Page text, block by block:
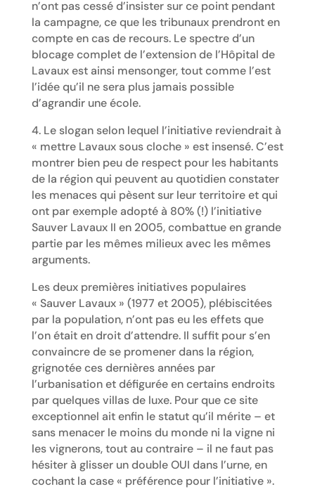
n’ont pas cessé d’insister sur ce point pendant
la campagne, ce que les tribunaux prendront en
compte en cas de recours. Le spectre d’un
blocage complet de l’extension de l’Hôpital de
Lavaux est ainsi mensonger, tout comme l’est
l’idée qu’il ne sera plus jamais possible
d’agrandir une école.
4. Le slogan selon lequel l’initiative reviendrait à
« mettre Lavaux sous cloche » est insensé. C’est
montrer bien peu de respect pour les habitants
de la région qui peuvent au quotidien constater
les menaces qui pèsent sur leur territoire et qui
ont par exemple adopté à 80% (!) l’initiative
Sauver Lavaux II en 2005, combattue en grande
partie par les mêmes milieux avec les mêmes
arguments.
Les deux premières initiatives populaires
« Sauver Lavaux » (1977 et 2005), plébiscitées
par la population, n’ont pas eu les effets que
l’on était en droit d’attendre. Il suffit pour s’en
convaincre de se promener dans la région,
grignotée ces dernières années par
l’urbanisation et défigurée en certains endroits
par quelques villas de luxe. Pour que ce site
exceptionnel ait enfin le statut qu’il mérite – et
sans menacer le moins du monde ni la vigne ni
les vignerons, tout au contraire – il ne faut pas
hésiter à glisser un double OUI dans l’urne, en
cochant la case « préférence pour l’initiative ».